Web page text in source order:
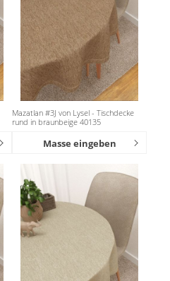
Mazatlan #3J von Lysel - Tischdecke
rund in braunbeige 40135
Masse eingeben